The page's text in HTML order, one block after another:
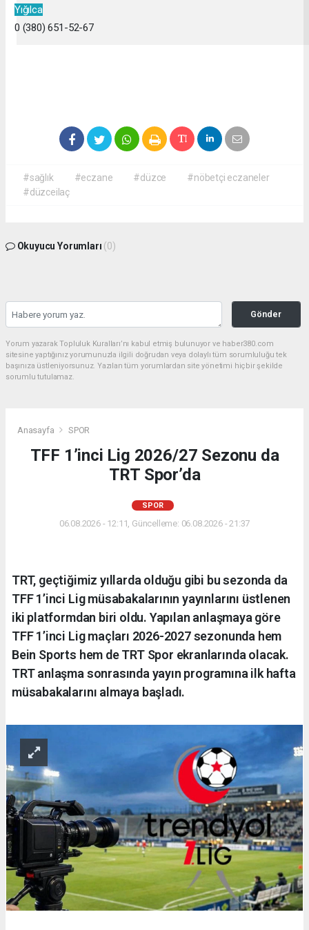
Yığılca
0 (380) 651-52-67
#sağlık #eczane #düzce
#nöbetçi eczaneler
#düzceilaç
Okuyucu Yorumları (0)
Gönder
Yorum yazarak Topluluk Kuralları’nı kabul etmiş bulunuyor ve haber380.com
sitesine yaptığınız yorumunuzla ilgili doğrudan veya dolaylı tüm sorumluluğu tek
başınıza üstleniyorsunuz. Yazılan tüm yorumlardan site yönetimi hiçbir şekilde
sorumlu tutulamaz.
Anasayfa SPOR
TFF 1’inci Lig 2026/27 Sezonu da
TRT Spor’da
SPOR
06.08.2026 - 12:11, Güncelleme: 06.08.2026 - 21:37
TRT, geçtiğimiz yıllarda olduğu gibi bu sezonda da
TFF 1’inci Lig müsabakalarının yayınlarını üstlenen
iki platformdan biri oldu. Yapılan anlaşmaya göre
TFF 1’inci Lig maçları 2026-2027 sezonunda hem
Bein Sports hem de TRT Spor ekranlarında olacak.
TRT anlaşma sonrasında yayın programına ilk hafta
müsabakalarını almaya başladı.